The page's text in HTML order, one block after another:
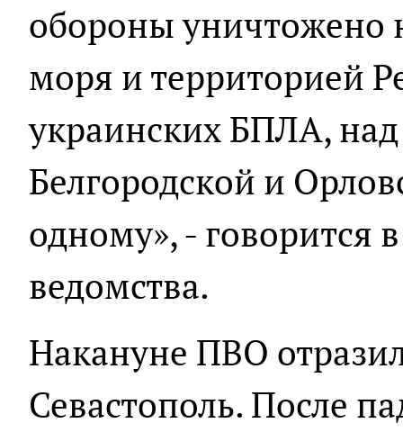
обороны уничтожено
моря и территорией
украинских БПЛА,
Белгородской и
одному», - говорится
ведомства.
Накануне ПВО
Севастополь. После